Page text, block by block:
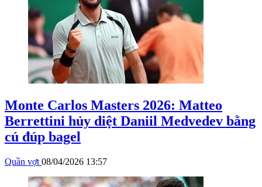
Monte Carlos Masters 2026: Matteo
Berrettini hủy diệt Daniil Medvedev bằng
cú đúp bagel
Quần vợt 08/04/2026 13:57